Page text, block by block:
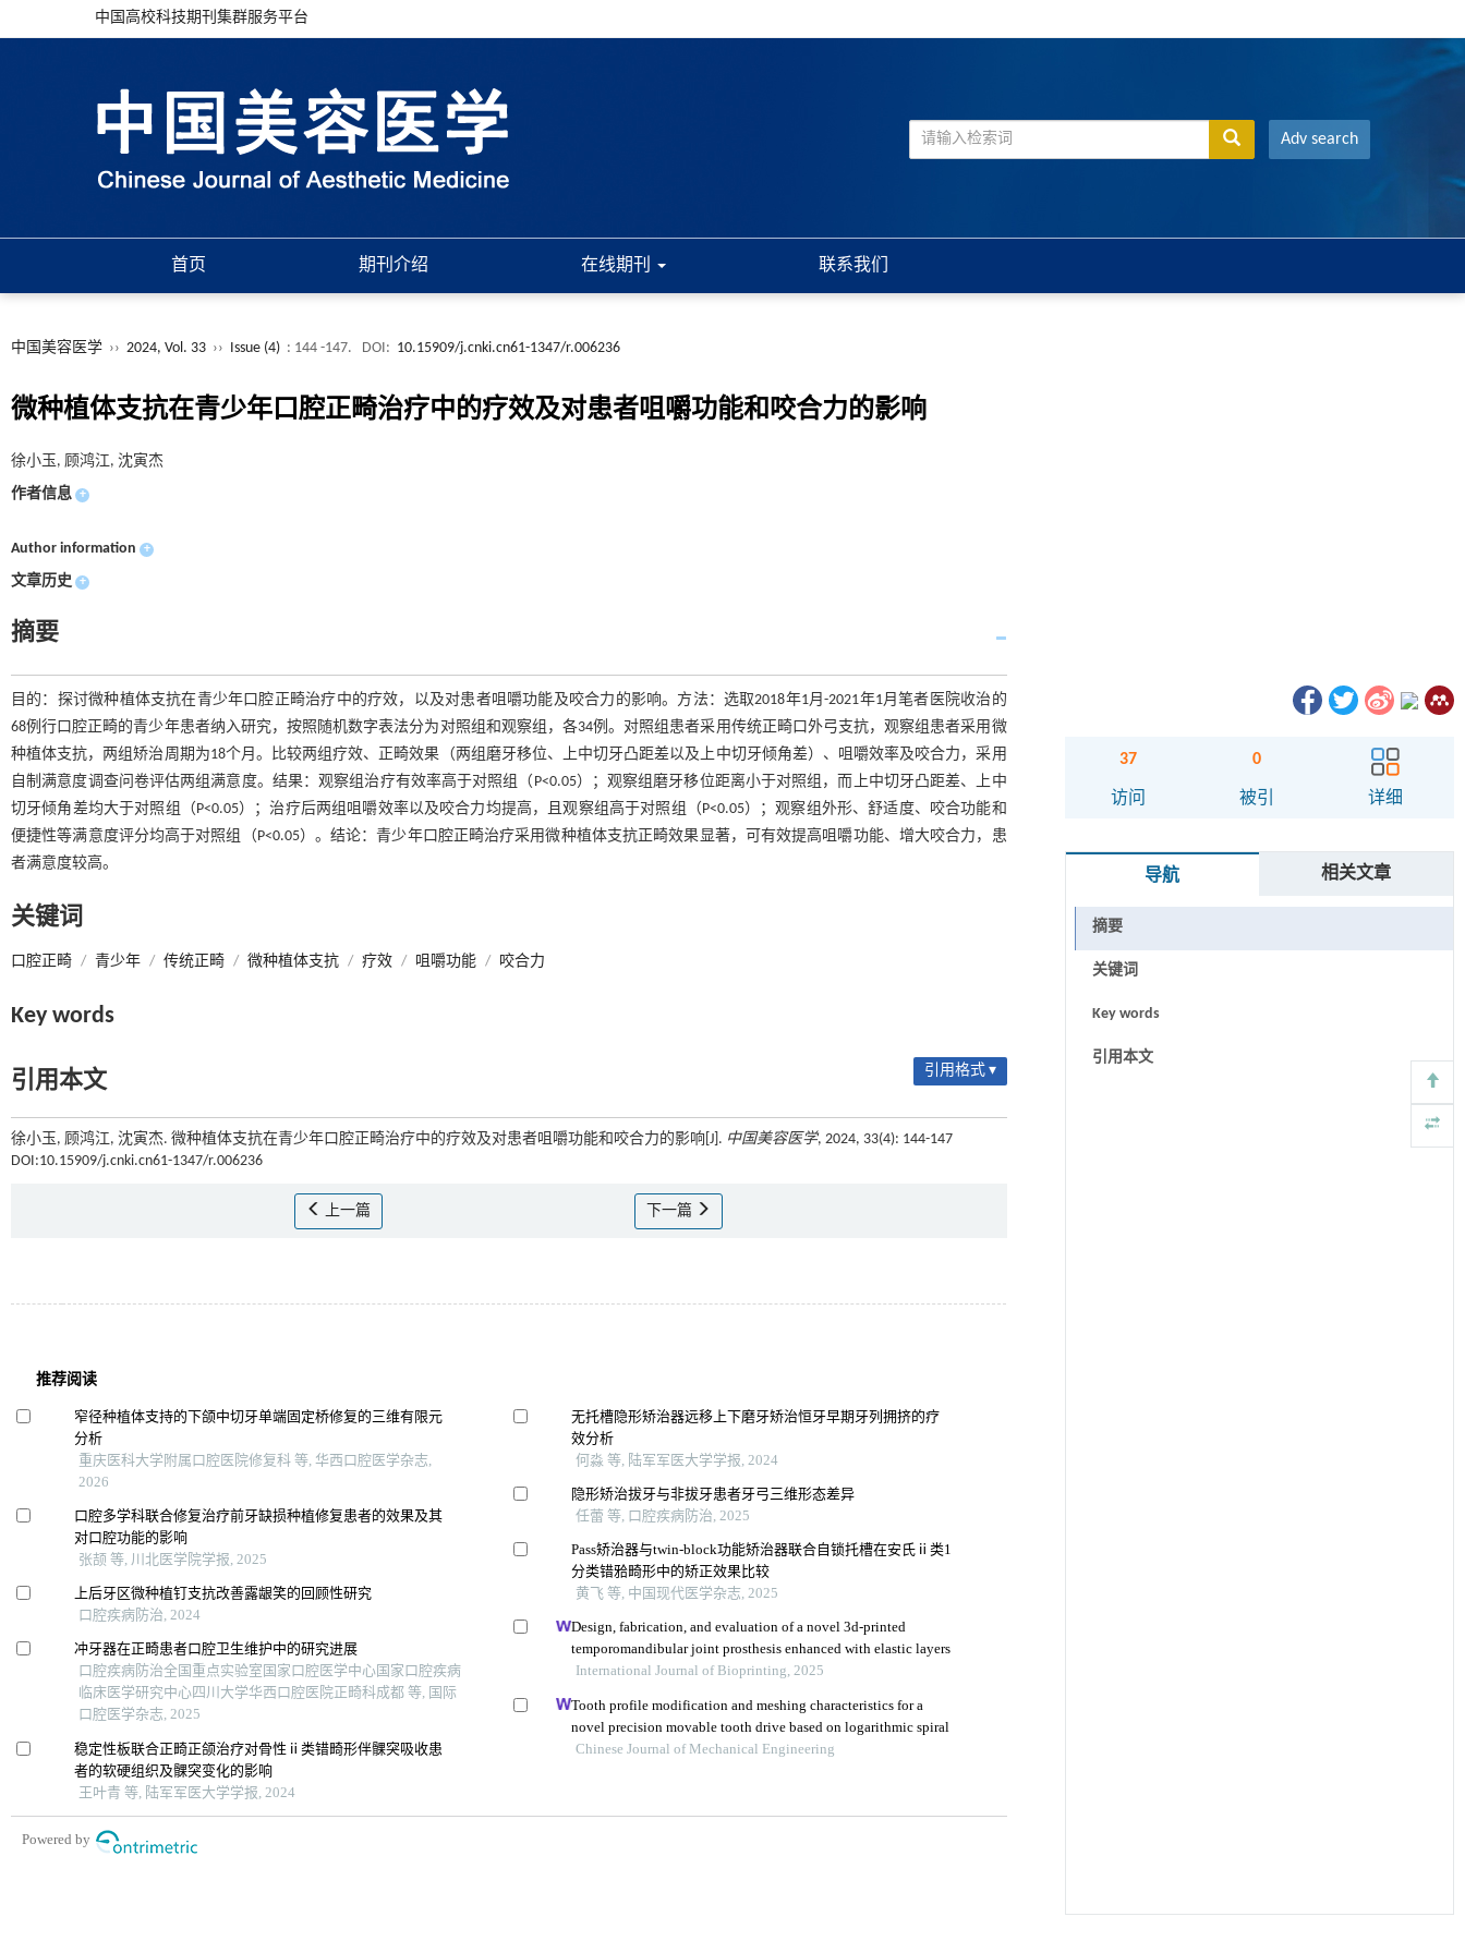
中国高校科技期刊集群服务平台
Adv search
首页 期刊介绍 在线期刊 联系我们
中国美容医学 ›› 2024, Vol. 33 ›› Issue (4) : 144 -147. DOI: 10.15909/j.cnki.cn61-1347/r.006236
微种植体支抗在青少年口腔正畸治疗中的疗效及对患者咀嚼功能和咬合力的影响
徐小玉, 顾鸿江, 沈寅杰
作者信息 +
Author information +
文章历史 +
摘要
目的：探讨微种植体支抗在青少年口腔正畸治疗中的疗效，以及对患者咀嚼功能及咬合力的影响。方法：选取2018年1月-2021年1月笔者医院收治的
68例行口腔正畸的青少年患者纳入研究，按照随机数字表法分为对照组和观察组，各34例。对照组患者采用传统正畸口外弓支抗，观察组患者采用微
种植体支抗，两组矫治周期为18个月。比较两组疗效、正畸效果（两组磨牙移位、上中切牙凸距差以及上中切牙倾角差）、咀嚼效率及咬合力，采用
自制满意度调查问卷评估两组满意度。结果：观察组治疗有效率高于对照组（P<0.05）；观察组磨牙移位距离小于对照组，而上中切牙凸距差、上中
切牙倾角差均大于对照组（P<0.05）；治疗后两组咀嚼效率以及咬合力均提高，且观察组高于对照组（P<0.05）；观察组外形、舒适度、咬合功能和
便捷性等满意度评分均高于对照组（P<0.05）。结论：青少年口腔正畸治疗采用微种植体支抗正畸效果显著，可有效提高咀嚼功能、增大咬合力，患
者满意度较高。
关键词
口腔正畸 / 青少年 / 传统正畸 / 微种植体支抗 / 疗效 / 咀嚼功能 / 咬合力
Key words
引用本文 引用格式 ▾
徐小玉, 顾鸿江, 沈寅杰. 微种植体支抗在青少年口腔正畸治疗中的疗效及对患者咀嚼功能和咬合力的影响[J]. 中国美容医学, 2024, 33(4): 144-147
DOI:10.15909/j.cnki.cn61-1347/r.006236
上一篇 下一篇
37
访问
0
被引 详细
导航 相关文章
摘要
关键词
Key words
引用本文